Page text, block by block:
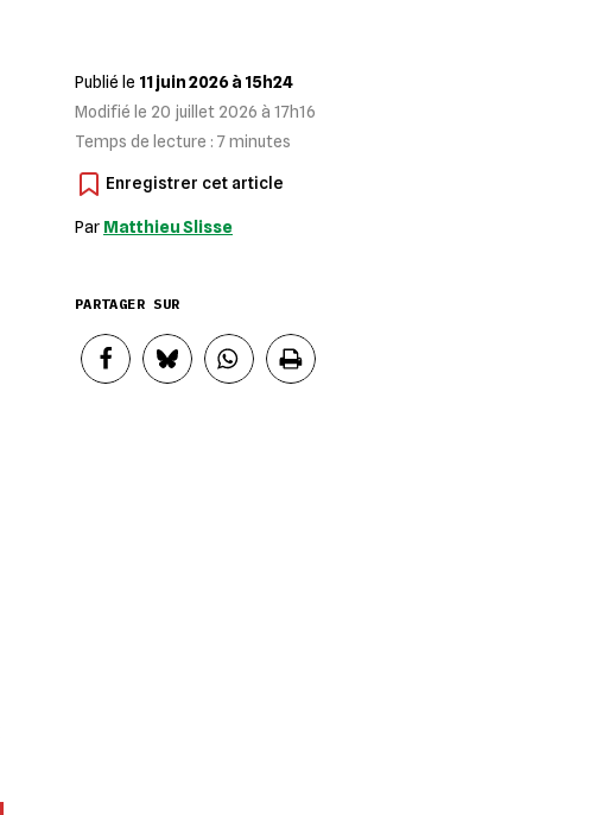
Publié le 11 juin 2026 à 15h24
Modifié le 20 juillet 2026 à 17h16
Temps de lecture : 7minutes
Par Matthieu Slisse
PARTAGER SUR